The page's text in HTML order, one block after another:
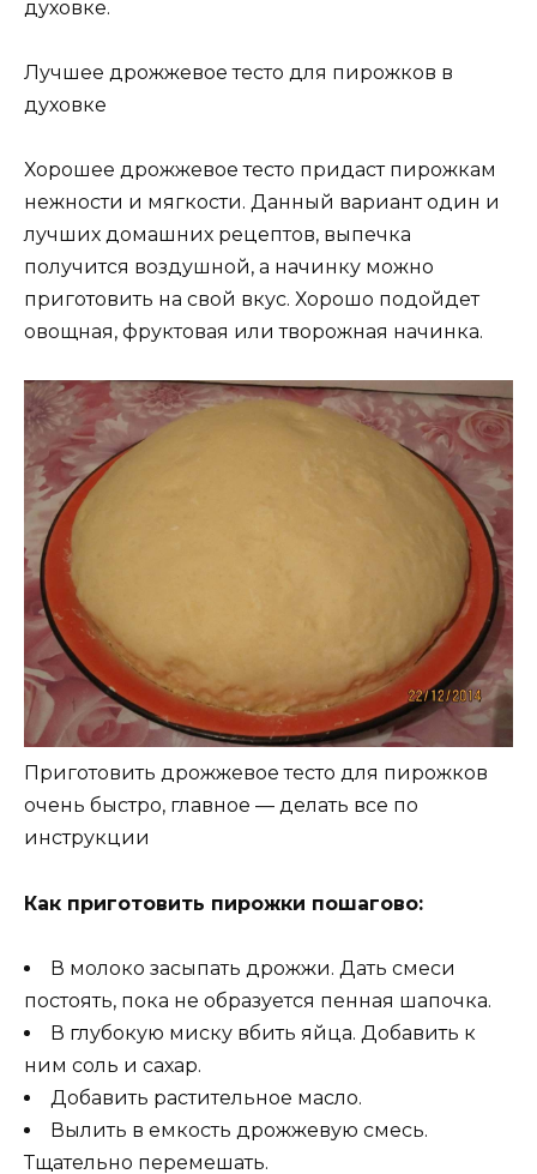
духовке.
Лучшее дрожжевое тесто для пирожков в
духовке
Хорошее дрожжевое тесто придаст пирожкам
нежности и мягкости. Данный вариант один и
лучших домашних рецептов, выпечка
получится воздушной, а начинку можно
приготовить на свой вкус. Хорошо подойдет
овощная, фруктовая или творожная начинка.
Приготовить дрожжевое тесто для пирожков
очень быстро, главное — делать все по
инструкции
Как приготовить пирожки пошагово:
В молоко засыпать дрожжи. Дать смеси
постоять, пока не образуется пенная шапочка.
В глубокую миску вбить яйца. Добавить к
ним соль и сахар.
Добавить растительное масло.
Вылить в емкость дрожжевую смесь.
Тщательно перемешать.